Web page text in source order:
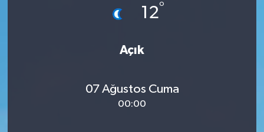
12°
Açık
07 Ağustos Cuma
00:00